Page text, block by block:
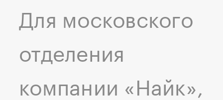
Для московского
отделения
компании «Найк»,